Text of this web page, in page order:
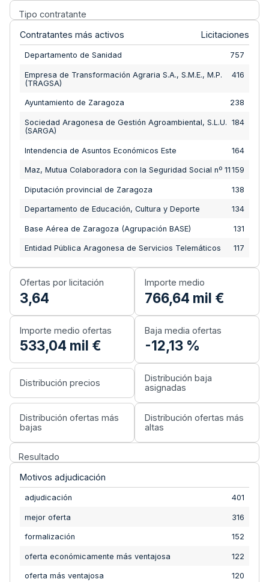
Tipo contratante
Contratantes más activos
Licitaciones
Departamento de Sanidad 757
Empresa de Transformación Agraria S.A., S.M.E., M.P.
(TRAGSA)
416
Ayuntamiento de Zaragoza 238
Sociedad Aragonesa de Gestión Agroambiental, S.L.U.
(SARGA)
184
Intendencia de Asuntos Económicos Este 164
Maz, Mutua Colaboradora con la Seguridad Social nº 11 159
Diputación provincial de Zaragoza 138
Departamento de Educación, Cultura y Deporte 134
Base Aérea de Zaragoza (Agrupación BASE) 131
Entidad Pública Aragonesa de Servicios Telemáticos 117
Ofertas por licitación
3,64
Importe medio
766,64 mil €
Importe medio ofertas
533,04 mil €
Baja media ofertas
-12,13 %
Distribución precios
Distribución baja
asignadas
Distribución ofertas más
bajas
Distribución ofertas más
altas
Resultado
Motivos adjudicación
adjudicación 401
mejor oferta 316
formalización 152
oferta económicamente más ventajosa 122
oferta más ventajosa 120